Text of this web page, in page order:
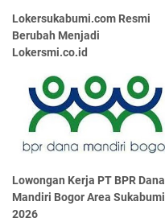
Lokersukabumi.com Resmi
Berubah Menjadi
Lokersmi.co.id
Lowongan Kerja PT BPR Dana
Mandiri Bogor Area Sukabumi
2026